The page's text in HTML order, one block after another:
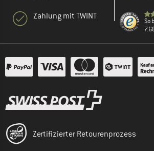
Zahlung mit TWINT
So
Zertifizierter Retourenprozess